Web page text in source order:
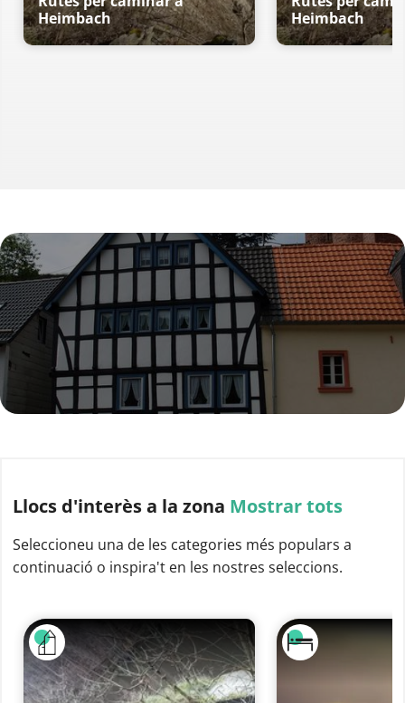
Heimbach
Heimbach
Llocs d'interèsa la zona Mostrar tots
Seleccioneu una de les categories més populars a
continuació o inspira't en les nostres seleccions.